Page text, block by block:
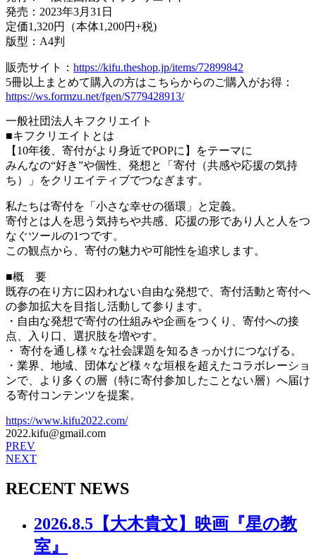
発売：2023年3月31日
定価1,320円（本体1,200円+税)
版型：A4判
販売サイト： https://kifu.theshop.jp/items/72899842
5冊以上まとめて購入の方はこちらからのご購入がお得：
https://ws.formzu.net/fgen/S779428913/
一般社団法人キフクリエイト
■キフクリエイトとは
【10年後、寄付がより身近でPOPに】をテーマに
みんなの“好き”や個性、発想と「寄付（共感や応援の気持
ち）」をクリエイティブでつなぎます。
私たちは寄付を「⼩さな幸せの循環」と定義。
寄付とは⼈を思う気持ちや共感、応援の形であり⼈と⼈をつ
なぐツールの1つです。
この観点から、寄付の魅⼒や可能性を追求します。
■概 要
既存の在り⽅に囚われない⾃由な発想で、寄付活動と寄付へ
の参加拡⼤を⽬指し活動して参ります。
・⾃由な発想で寄付の仕組みや企画をつくり、寄付への接
点、入り口、選択肢を増やす。
・ 寄付を通し様々な社会課題を知るきっかけにつなげる。
・業界、地域、団体など様々な垣根を超えたコラボレーショ
ンで、より多くの層（特に寄付参加したことない層）へ届け
る寄付コンテンツを提案。
https://www.kifu2022.com/
2022.kifu@gmail.com
PREV
NEXT
RECENT NEWS
2026.8.5 【大木貴文】映画『星の教
室』